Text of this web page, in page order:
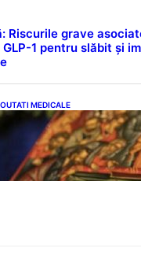
Riscurile grave
1 pentru slăbit și
MEDICALE
Adormirii Maicii
și Implicații